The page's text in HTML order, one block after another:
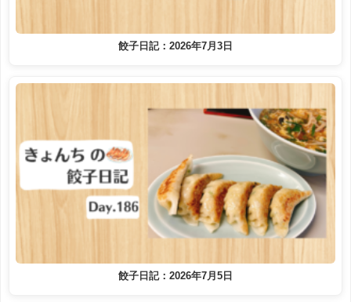
餃子日記：2026年7月3日
餃子日記：2026年7月5日